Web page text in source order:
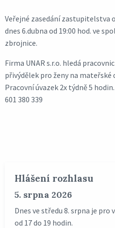
Veřejné zasedání zastupitelstva
dnes 6.dubna od 19:00 hod. ve
zbrojnice.
Firma UNAR s.r.o. hledá
přivýdělek pro ženy na mateřské
Pracovní úvazek 2x týdně 5
601 380 339
Hlášení rozhlasu
5. srpna 2026
Dnes ve středu 8. srpna je pro
od 17 do 19 hodin.